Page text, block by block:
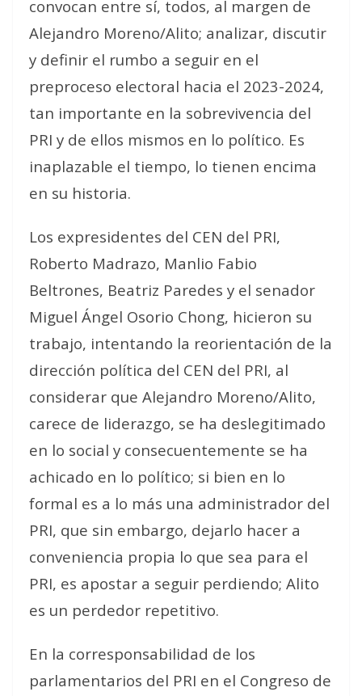
convocan entre sí, todos, al margen de
Alejandro Moreno/Alito; analizar, discutir
y definir el rumbo a seguir en el
preproceso electoral hacia el 2023-2024,
tan importante en la sobrevivencia del
PRI y de ellos mismos en lo político. Es
inaplazable el tiempo, lo tienen encima
en su historia.
Los expresidentes del CEN del PRI,
Roberto Madrazo, Manlio Fabio
Beltrones, Beatriz Paredes y el senador
Miguel Ángel Osorio Chong, hicieron su
trabajo, intentando la reorientación de la
dirección política del CEN del PRI, al
considerar que Alejandro Moreno/Alito,
carece de liderazgo, se ha deslegitimado
en lo social y consecuentemente se ha
achicado en lo político; si bien en lo
formal es a lo más una administrador del
PRI, que sin embargo, dejarlo hacer a
conveniencia propia lo que sea para el
PRI, es apostar a seguir perdiendo; Alito
es un perdedor repetitivo.
En la corresponsabilidad de los
parlamentarios del PRI en el Congreso de